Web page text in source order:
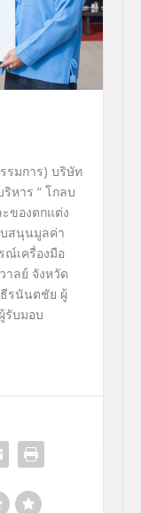
รมการ) บริษัท
ริหาร “ โกลบ
ะของตกแต่ง
สนุนมูลค่า
ณ์เครื่องมือ
าลย์ จังหวัด
ธีรนันตชัย ผู้
รับมอบ